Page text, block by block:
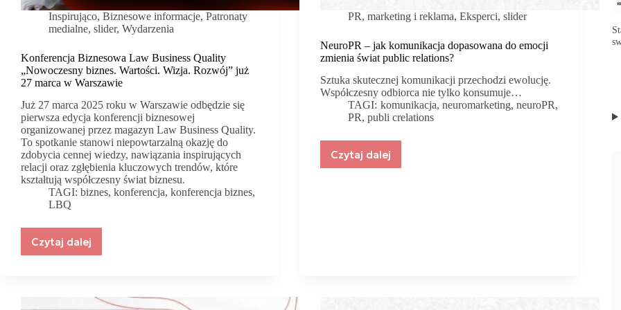
Inspirująco, Biznesowe informacje, Patronaty
medialne, slider, Wydarzenia
Konferencja Biznesowa Law Business Quality
„Nowoczesny biznes. Wartości. Wizja. Rozwój” już
27 marca w Warszawie
Już 27 marca 2025 roku w Warszawie odbędzie się
pierwsza edycja konferencji biznesowej
organizowanej przez magazyn Law Business Quality.
To spotkanie stanowi niepowtarzalną okazję do
zdobycia cennej wiedzy, nawiązania inspirujących
relacji oraz zgłębienia kluczowych trendów, które
kształtują współczesny świat biznesu.
TAGI: biznes,konferencja,konferencja biznes,
LBQ
Czytaj dalej
Konferencja
Quality
PR, marketing i reklama,Eksperci,slider
NeuroPR – jak komunikacja dopasowana do emocji
zmienia świat public relations?
Sztuka skutecznej komunikacji przechodzi ewolucję.
Współczesny odbiorca nie tylko konsumuje…
TAGI: komunikacja, neuromarketing, neuroPR,
PR,publi crelations
Czytaj dalej
NeuroPR